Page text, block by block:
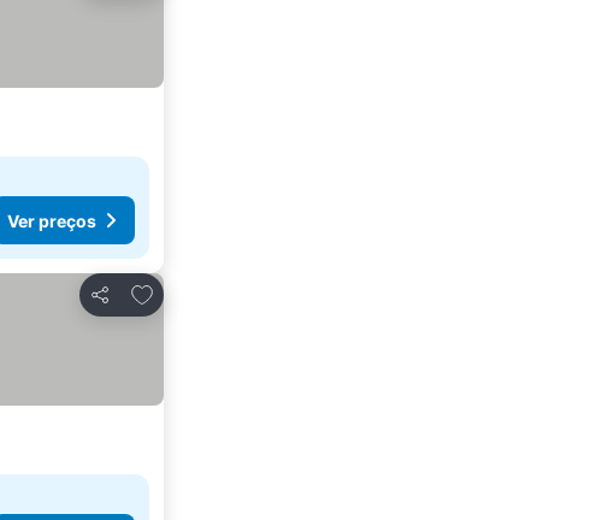
Ver preços
Partilhar
Adicionar aos favoritos